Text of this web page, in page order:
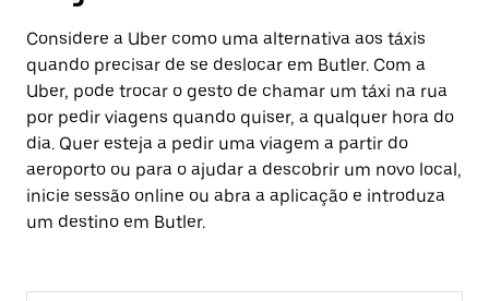
Considere a Uber como uma alternativa aos táxis
quando precisar de se deslocar em Butler. Com a
Uber, pode trocar o gesto de chamar um táxi na rua
por pedir viagens quando quiser, a qualquer hora do
dia. Quer esteja a pedir uma viagem a partir do
aeroporto ou para o ajudar a descobrir um novo local,
inicie sessão online ou abra a aplicação e introduza
um destino em Butler.